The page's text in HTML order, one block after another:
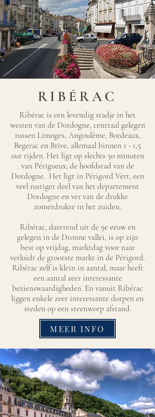
RIBÉRAC
Ribérac is een levendig stadje in het
westen van de Dordogne, centraal gelegen
tussen Limoges, Angoulème, Bordeaux,
Begerac en Brive, allemaal binnen 1 - 1,5
uur rijden. Het ligt op slechts 30 minuten
van Périgueux, de hoofdstad van de
Dordogne. Het ligt in Périgord Vert, een
veel rustiger deel van het departement
Dordogne en ver van de drukke
zomerdrukte in het zuiden.
Ribérac, daterend uit de 9e eeuw en
gelegen in de Dronne vallei, is op zijn
best op vrijdag, marktdag voor naar
verluidt de grootste markt in de Périgord.
Ribérac zelf is klein in aantal, maar heeft
een aantal zeer interessante
bezienswaardigheden. En vanuit Ribérac
liggen enkele zeer interessante dorpen en
steden op een steenworp afstand.
MEER INFO